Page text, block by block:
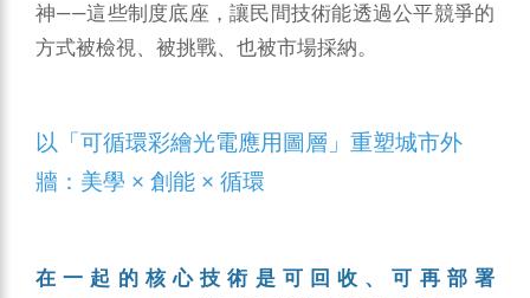
神——這些制度底座，讓民間技術能透過公平競爭的
方式被檢視、被挑戰、也被市場採納。
以「可循環彩繪光電應用圖層」重塑城市外
牆：美學 × 創能 × 循環
在一起的核心技術是可回收、可再部署